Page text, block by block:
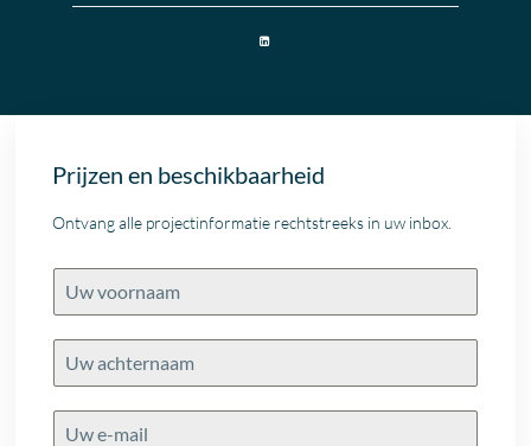
Prijzen en beschikbaarheid
Ontvang alle projectinformatie rechtstreeks in uw inbox.